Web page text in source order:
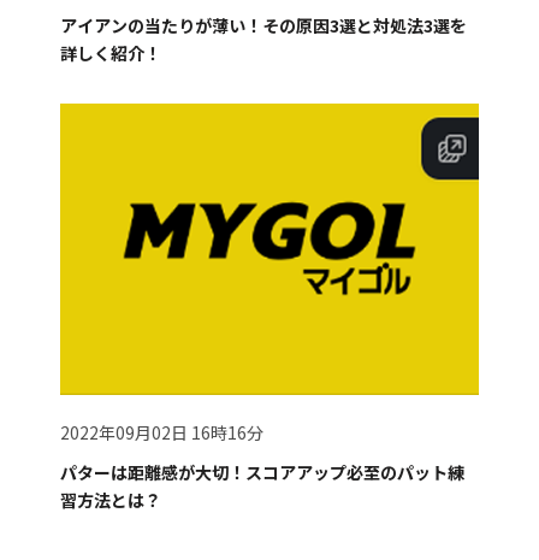
アイアンの当たりが薄い！その原因3選と対処法3選を
詳しく紹介！
2022年09月02日 16時16分
パターは距離感が大切！スコアアップ必至のパット練
習方法とは？